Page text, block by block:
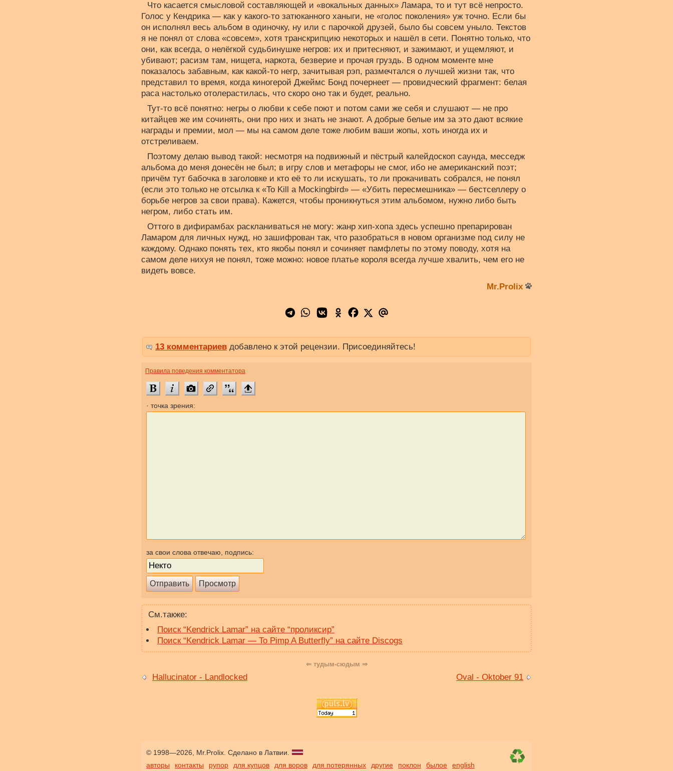
Что касается смысловой составляющей и «вокальных данных» Ламара, то и тут всё непросто.
Голос у Кендрика — как у какого-то затюканного ханыги, не «голос поколения» уж точно. Если бы
он исполнял весь альбом в одиночку, ну или с парочкой друзей, было бы совсем уныло. Текстов
я не понял от слова «совсем», хотя транскрипцию некоторых и нашёл в сети. Понятно только, что
они, как всегда, о нелёгкой судьбинушке негров: их и притесняют, и зажимают, и ущемляют, и
убивают; расизм там, нищета, наркота, безверие и прочая груздь. В одном моменте мне
показалось забавным, как какой-то негр, зачитывая рэп, размечтался о лучшей жизни так, что
представил то время, когда киногерой Джеймс Бонд почернеет — провидческий фрагмент: белая
раса настолько отолерастилась, что скоро оно так и будет, реально.
Тут-то всё понятно: негры о любви к себе поют и потом сами же себя и слушают — не про
китайцев же им сочинять, они про них и знать не знают. А добрые белые им за это дают всякие
награды и премии, мол — мы на самом деле тоже любим ваши жопы, хоть иногда их и
отстреливаем.
Поэтому делаю вывод такой: несмотря на подвижный и пёстрый калейдоскоп саунда, месседж
альбома до меня донесён не был; в игру слов и метафоры не смог, ибо не американский поэт;
причём тут бабочка в заголовке и кто её то ли искушать, то ли прокачивать собрался, не понял
(если это только не отсылка к «To Kill a Mockingbird» — «Убить пересмешника» — бестселлеру о
борьбе негров за свои права). Кажется, чтобы проникнуться этим альбомом, нужно либо быть
негром, либо стать им.
Оттого в дифирамбах раскланиваться не могу: жанр хип-хопа здесь успешно препарирован
Ламаром для личных нужд, но зашифрован так, что разобраться в новом организме под силу не
каждому. Однако понять тех, кто якобы понял и сочиняет памфлеты по этому поводу, хотя на
самом деле нихуя не понял, тоже можно: новое платье короля всегда лучше хвалить, чем его не
видеть вовсе.
Mr.Prolix
13 комментариев добавлено к этой рецензии. Присоединяйтесь!
Правила поведения комментатора
· точка зрения:
за свои слова отвечаю, подпись:
См.также:
Поиск “Kendrick Lamar” на сайте “проликсир”
Поиск “Kendrick Lamar — To Pimp A Butterfly” на сайте Discogs
⇐ тудым-сюдым ⇒
Hallucinator - Landlocked Oval - Oktober 91
© 1998—2026, Mr.Prolix. Сделано в Латвии.
авторы
контакты рупор для купцов для воров для потерянных другие поклон былое english